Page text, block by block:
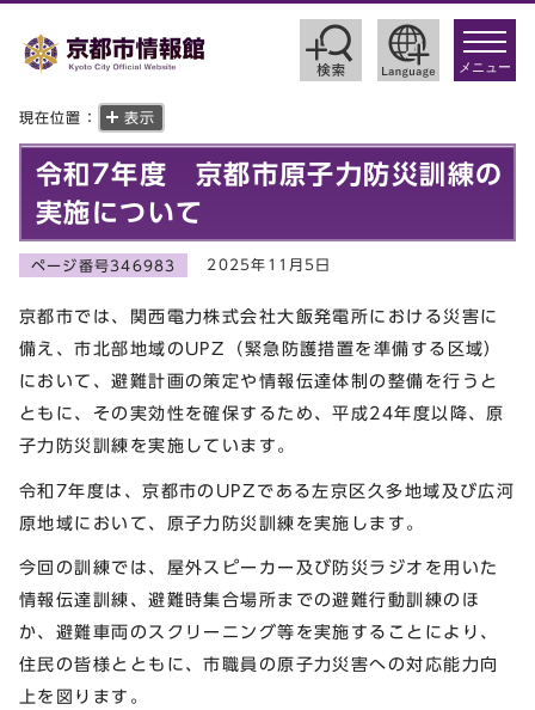
toggle
メニュー
現在位置： 表示
令和7年度 京都市原子力防災訓練の
実施について
ページ番号346983 2025年11月5日
京都市では、関西電力株式会社大飯発電所における災害に
備え、市北部地域のUPZ（緊急防護措置を準備する区域）
において、避難計画の策定や情報伝達体制の整備を行うと
ともに、その実効性を確保するため、平成24年度以降、原
子力防災訓練を実施しています。
令和7年度は、京都市のUPZである左京区久多地域及び広河
原地域において、原子力防災訓練を実施します。
今回の訓練では、屋外スピーカー及び防災ラジオを用いた
情報伝達訓練、避難時集合場所までの避難行動訓練のほ
か、避難車両のスクリーニング等を実施することにより、
住民の皆様とともに、市職員の原子力災害への対応能力向
上を図ります。